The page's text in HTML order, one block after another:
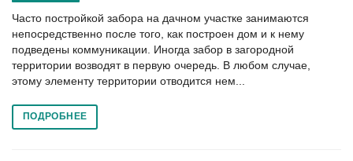
Часто постройкой забора на дачном участке занимаются
непосредственно после того, как построен дом и к нему
подведены коммуникации. Иногда забор в загородной
территории возводят в первую очередь. В любом случае,
этому элементу территории отводится нем...
ПОДРОБНЕЕ